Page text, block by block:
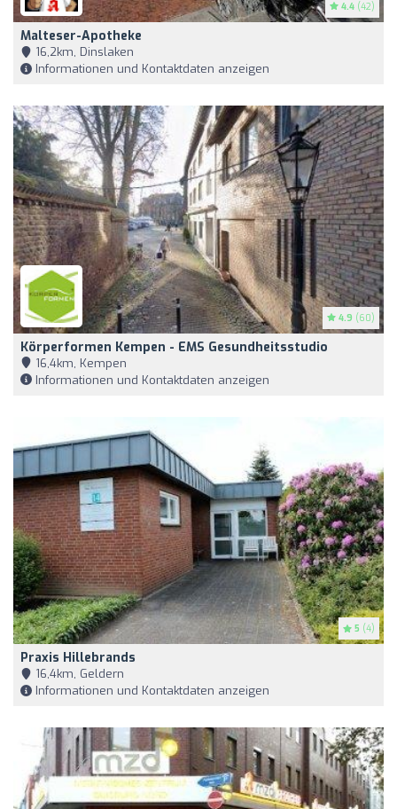
4.4 (42)
Malteser-Apotheke
16,2km, Dinslaken
Informationen und Kontaktdaten anzeigen
4.9 (60)
Körperformen Kempen - EMS Gesundheitsstudio
16,4km, Kempen
Informationen und Kontaktdaten anzeigen
5 (4)
Praxis Hillebrands
16,4km, Geldern
Informationen und Kontaktdaten anzeigen